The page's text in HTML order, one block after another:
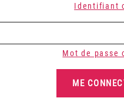
Identifiant
Mot de passe